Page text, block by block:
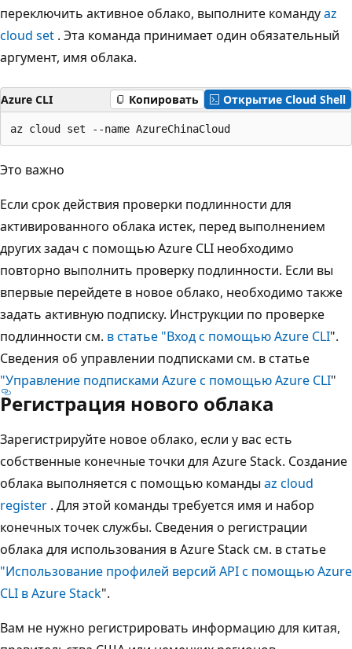
переключить активное облако, выполните командуaz
cloud set . Эта команда принимает один обязательный
аргумент, имя облака.
Azure CLI Копировать Открытие Cloud Shell
Это важно
Если срок действия проверки подлинности для
активированного облака истек, перед выполнением
других задач с помощью Azure CLI необходимо
повторно выполнить проверку подлинности. Если вы
впервые перейдете в новое облако, необходимо также
задать активную подписку. Инструкции по проверке
подлинности см. в статье "Вход с помощью Azure CLI".
Сведения об управлении подписками см. в статье
"Управление подписками Azure с помощью Azure CLI"
Регистрация нового облака
Зарегистрируйте новое облако, если у вас есть
собственные конечные точки для Azure Stack. Создание
облака выполняется с помощью команды az cloud
register . Для этой команды требуется имя и набор
конечных точек службы. Сведения о регистрации
облака для использования в Azure Stack см. в статье
"Использование профилей версий API с помощью Azure
CLI в Azure Stack".
Вам не нужно регистрировать информацию для китая,